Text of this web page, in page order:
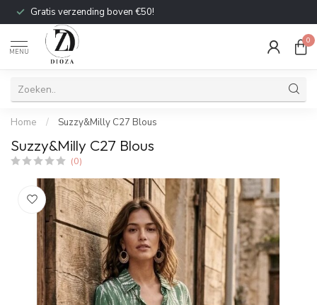
Gratis verzending boven €50!
MENU
0
Home / Suzzy&Milly C27 Blous
Suzzy&Milly C27 Blous
(0)